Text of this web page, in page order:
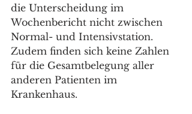
die Unterscheidung im
Wochenbericht nicht zwischen
Normal- und Intensivstation.
Zudem finden sich keine Zahlen
für die Gesamtbelegung aller
anderen Patienten im
Krankenhaus.